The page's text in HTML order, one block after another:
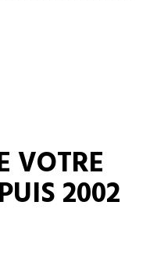
VOTRE
2002